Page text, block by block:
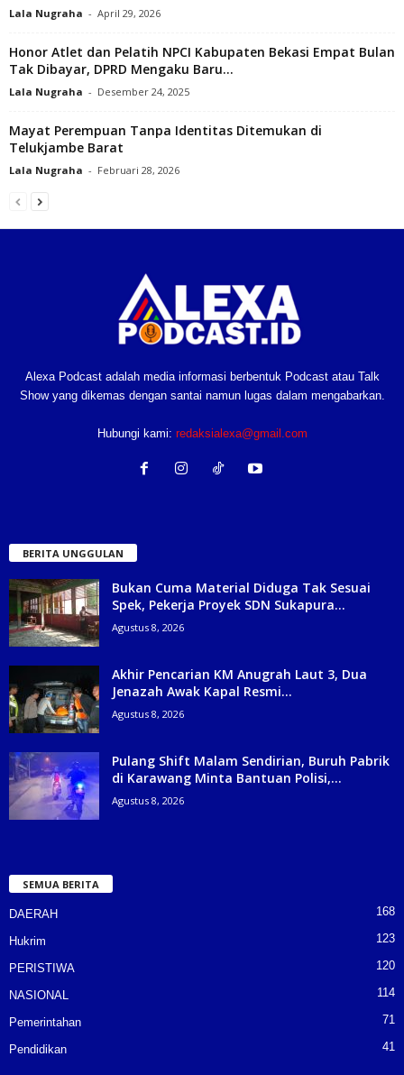
Lala Nugraha - April 29, 2026
Honor Atlet dan Pelatih NPCI Kabupaten Bekasi Empat Bulan
Tak Dibayar, DPRD Mengaku Baru...
Lala Nugraha - Desember 24, 2025
Mayat Perempuan Tanpa Identitas Ditemukan di
Telukjambe Barat
Lala Nugraha - Februari 28, 2026
Alexa Podcast adalah media informasi berbentuk Podcast atau Talk
Show yang dikemas dengan santai namun lugas dalam mengabarkan.
Hubungi kami: redaksialexa@gmail.com
BERITA UNGGULAN
Bukan Cuma Material Diduga Tak Sesuai
Spek, Pekerja Proyek SDN Sukapura...
Agustus 8, 2026
Akhir Pencarian KM Anugrah Laut 3, Dua
Jenazah Awak Kapal Resmi...
Agustus 8, 2026
Pulang Shift Malam Sendirian, Buruh Pabrik
di Karawang Minta Bantuan Polisi,...
Agustus 8, 2026
SEMUA BERITA
DAERAH 168
Hukrim 123
PERISTIWA 120
NASIONAL 114
Pemerintahan 71
Pendidikan 41